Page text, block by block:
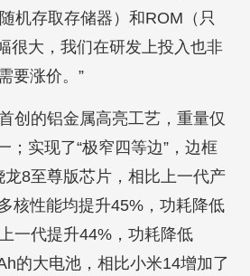
机存取存储器）和ROM（只
很大，我们在研发上投入也非
要涨价。”
创的铝金属高亮工艺，重量仅
；实现了“极窄四等边”，边框
8至尊版芯片，相比上一代产
核性能均提升45%，功耗降低
一代提升44%，功耗降低
的大电池，相比小米14增加了